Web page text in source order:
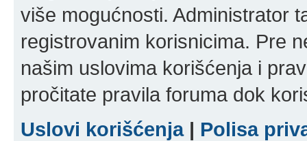
više mogućnosti. Administrator
registrovanim korisnicima. Pre
našim uslovima korišćenja i
pročitate pravila foruma dok
Uslovi korišćenja| Polisa